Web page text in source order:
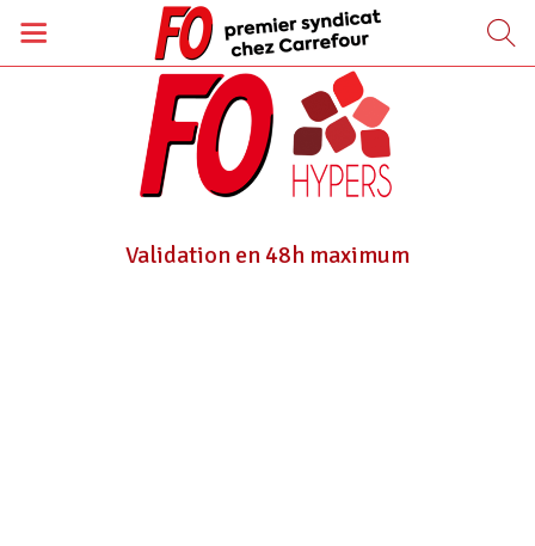
Validation en 48h maximum